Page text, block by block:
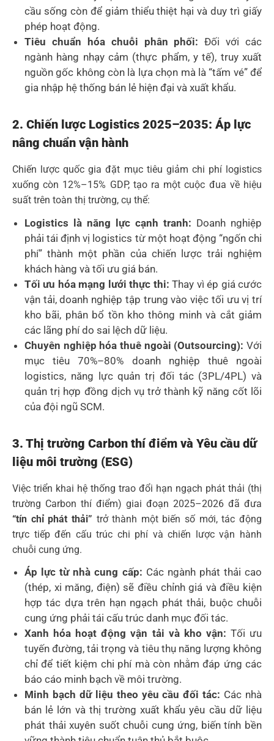
cầu sống còn để giảm thiểu thiệt hại và duy trì giấy
phép hoạt động.
Tiêu chuẩn hóa chuỗi phân phối: Đối với các
ngành hàng nhạy cảm (thực phẩm, y tế), truy xuất
nguồn gốc không còn là lựa chọn mà là “tấm vé” để
gia nhập hệ thống bán lẻ hiện đại và xuất khẩu.
2. Chiến lược Logistics 2025–2035: Áp lực
nâng chuẩn vận hành
Chiến lược quốc gia đặt mục tiêu giảm chi phí logistics
xuống còn 12%–15% GDP, tạo ra một cuộc đua về hiệu
suất trên toàn thị trường, cụ thể:
Logistics là năng lực cạnh tranh: Doanh nghiệp
phải tái định vị logistics từ một hoạt động “ngốn chi
phí” thành một phần của chiến lược trải nghiệm
khách hàng và tối ưu giá bán.
Tối ưu hóa mạng lưới thực thi: Thay vì ép giá cước
vận tải, doanh nghiệp tập trung vào việc tối ưu vị trí
kho bãi, phân bổ tồn kho thông minh và cắt giảm
các lãng phí do sai lệch dữ liệu.
Chuyên nghiệp hóa thuê ngoài (Outsourcing): Với
mục tiêu 70%–80% doanh nghiệp thuê ngoài
logistics, năng lực quản trị đối tác (3PL/4PL) và
quản trị hợp đồng dịch vụ trở thành kỹ năng cốt lõi
của đội ngũ SCM.
3. Thị trường Carbon thí điểm và Yêu cầu dữ
liệu môi trường (ESG)
Việc triển khai hệ thống trao đổi hạn ngạch phát thải (thị
trường Carbon thí điểm) giai đoạn 2025–2026 đã đưa
“tín chỉ phát thải” trở thành một biến số mới, tác động
trực tiếp đến cấu trúc chi phí và chiến lược vận hành
chuỗi cung ứng.
Áp lực từ nhà cung cấp: Các ngành phát thải cao
(thép, xi măng, điện) sẽ điều chỉnh giá và điều kiện
hợp tác dựa trên hạn ngạch phát thải, buộc chuỗi
cung ứng phải tái cấu trúc danh mục đối tác.
Xanh hóa hoạt động vận tải và kho vận: Tối ưu
tuyến đường, tải trọng và tiêu thụ năng lượng không
chỉ để tiết kiệm chi phí mà còn nhằm đáp ứng các
báo cáo minh bạch về môi trường.
Minh bạch dữ liệu theo yêu cầu đối tác: Các nhà
bán lẻ lớn và thị trường xuất khẩu yêu cầu dữ liệu
phát thải xuyên suốt chuỗi cung ứng, biến tính bền